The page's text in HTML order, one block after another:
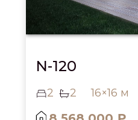
N-120
2 2 16×16 м